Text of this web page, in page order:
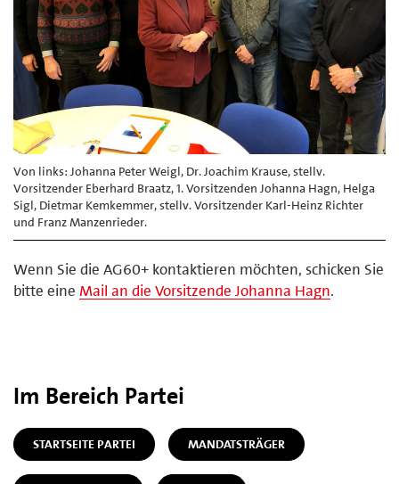
Von links: Johanna Peter Weigl, Dr. Joachim Krause, stellv.
Vorsitzender Eberhard Braatz, 1. Vorsitzenden Johanna Hagn, Helga
Sigl, Dietmar Kemkemmer, stellv. Vorsitzender Karl-Heinz Richter
und Franz Manzenrieder.
Wenn Sie die AG60+ kontaktieren möchten, schicken Sie
bitte eine Mail an die Vorsitzende Johanna Hagn.
Im Bereich Partei
STARTSEITE PARTEI MANDATSTRÄGER